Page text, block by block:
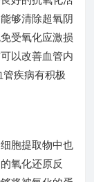
够清除超氧阴
受氧化应激损
以改善血管内
疾病有积极
胞提取物中也
氧化还原反